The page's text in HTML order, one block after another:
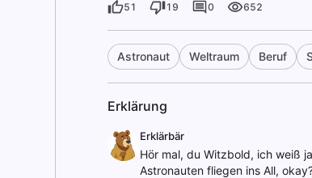
51 19 0 652
Astronaut Weltraum Beruf
Erklärung
Erklärbär
Hör mal, du Witzbold, ich weiß
Astronauten fliegen ins All,